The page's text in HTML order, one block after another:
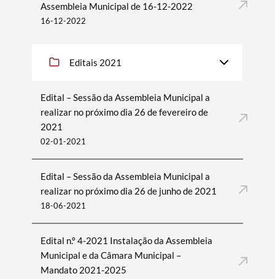
Assembleia Municipal de 16-12-2022
16-12-2022
Editais 2021
Edital – Sessão da Assembleia Municipal a
realizar no próximo dia 26 de fevereiro de
2021
02-01-2021
Edital – Sessão da Assembleia Municipal a
realizar no próximo dia 26 de junho de 2021
18-06-2021
Edital n.º 4-2021 Instalação da Assembleia
Municipal e da Câmara Municipal –
Mandato 2021-2025